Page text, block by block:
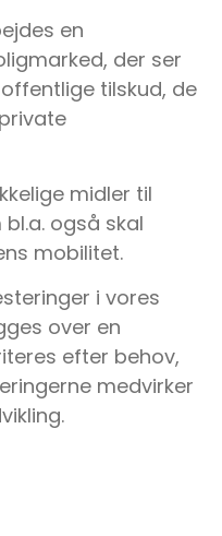
en
der ser
tilskud, de
midler til
også skal
mobilitet.
i vores
over en
efter behov,
medvirker